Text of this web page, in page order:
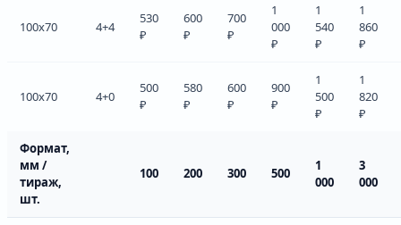
100x70 4+4
530
₽
600
₽
700
₽
1
000
₽
1
540
₽
1
860
₽
100x70 4+0
500
₽
580
₽
600
₽
900
₽
1
500
₽
1
820
₽
Формат,
мм /
тираж,
шт.
100 200 300 500
1
000
3
000